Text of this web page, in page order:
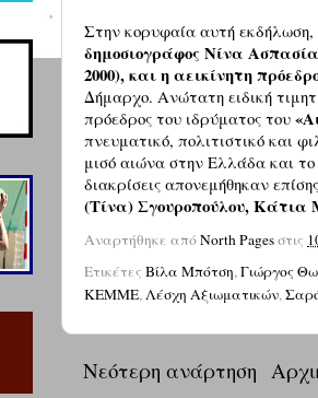
Στην κορυφαία αυτή εκδήλωση,
δημοσιογράφος Νίνα
2000), και η αεικίνητη
Δήμαρχο. Ανώτατη ειδική
πρόεδρος του ιδρύματος του
πνευματικό, πολιτιστικό και
μισό αιώνα στην Ελλάδα και το
διακρίσεις απονεμήθηκαν
(Τίνα) Σγουροπούλου, Κάτια
Αναρτήθηκε απόNorth Pagesστις
Ετικέτες Βίλα Μπότση, Γιώργος
ΚΕΜΜΕ, Λέσχη Αξιωματικών,
Νεότερη ανάρτηση